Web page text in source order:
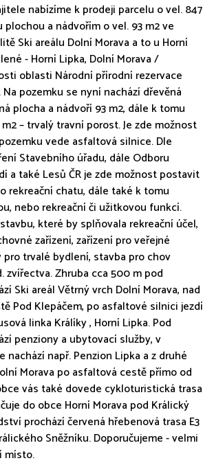
nabízíme k prodeji parcelu o vel. 847
plochou a nádvořím o vel. 93 m2 ve
Ski areálu Dolní Morava a to u Horní
- Horní Lipka, Dolní Morava /
oblasti Národní přírodní rezervace
pozemku se nyní nachází dřevěná
plocha a nádvoří 93 m2, dále k tomu
– trvalý travní porost. Je zde možnost
vede asfaltová silnice. Dle
Stavebního úřadu, dále Odboru
a také Lesů ČR je zde možnost postavit
rekreační chatu, dále také k tomu
nebo rekreační či užitkovou funkcí.
které by splňovala rekreační účel,
zařízení, zařízení pro veřejné
trvalé bydlení, stavba pro chov
zvířectva. Zhruba cca 500 m pod
Ski areál Větrný vrch Dolní Morava, nad
Pod Klepáčem, po asfaltové silnici jezdí
linka Králíky , Horní Lipka. Pod
penziony a ubytovací služby, v
např. Penzion Lipka a z druhé
Morava po asfaltová cestě přímo od
vás také dovede cykloturistická trasa
do obce Horní Morava pod Králický
prochází červená hřebenová trasa E3
Sněžníku. Doporučujeme - velmi
místo.